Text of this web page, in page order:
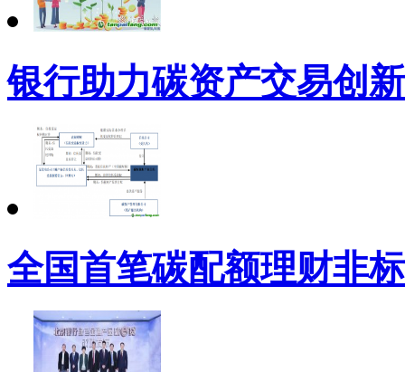
银行助力碳资产交易创
全国首笔碳配额理财非